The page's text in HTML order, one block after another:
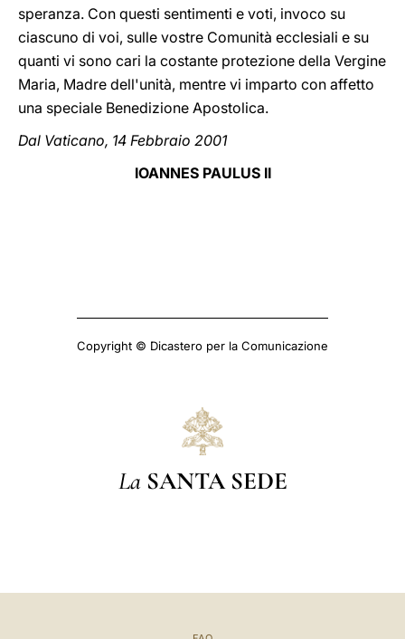
speranza. Con questi sentimenti e voti, invoco su
ciascuno di voi, sulle vostre Comunità ecclesiali e su
quanti vi sono cari la costante protezione della Vergine
Maria, Madre dell'unità, mentre vi imparto con affetto
una speciale Benedizione Apostolica.
Dal Vaticano, 14 Febbraio 2001
IOANNES PAULUS II
Copyright © Dicastero per la Comunicazione
La SANTA SEDE